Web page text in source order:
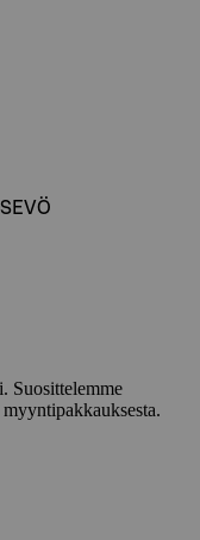
Suosittelemme